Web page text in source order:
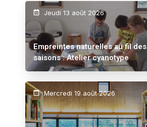
Jeudi 13 août 2026
Empreintes naturelles au fil des
saisons : Atelier cyanotype
Mercredi 19 août 2026